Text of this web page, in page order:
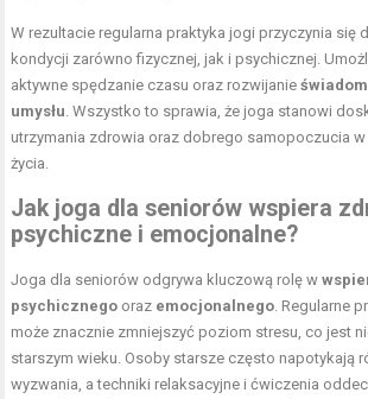
W rezultacie regularna praktyka jogi przyczynia się
kondycji zarówno fizycznej, jak i psychicznej.
aktywne spędzanie czasu oraz rozwijanie
umysłu . Wszystko to sprawia, że joga stanowi
utrzymania zdrowia oraz dobrego samopoczucia
życia.
Jak joga dla seniorów wspiera
psychiczne i emocjonalne?
Joga dla seniorów odgrywa kluczową rolę w
psychicznego oraz emocjonalnego . Regularne
może znacznie zmniejszyć poziom stresu, co jest
starszym wieku. Osoby starsze często napotykają
wyzwania, a techniki relaksacyjne i ćwiczenia